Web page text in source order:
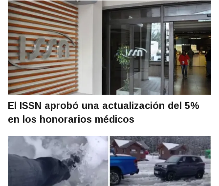
El ISSN aprobó una actualización del 5%
en los honorarios médicos